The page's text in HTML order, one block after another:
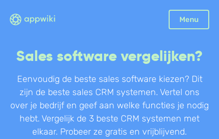
Menu
Sluiten
Facturatie
Aangifte
Bonnetjes
Debiteurenbeheer
Incasso
Sales software vergelijken?
Eenvoudig de beste sales software kiezen? Dit
zijn de beste sales CRM systemen. Vertel ons
over je bedrijf en geef aan welke functies je nodig
hebt. Vergelijk de 3 beste CRM systemen met
elkaar. Probeer ze gratis en vrijblijvend.